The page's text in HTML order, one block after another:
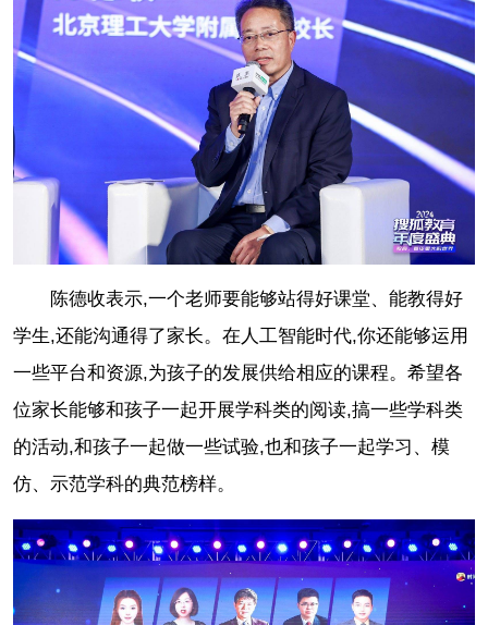
陈德收表示,一个老师要能够站得好课堂、能教得好
学生,还能沟通得了家长。在人工智能时代,你还能够运用
一些平台和资源,为孩子的发展供给相应的课程。希望各
位家长能够和孩子一起开展学科类的阅读,搞一些学科类
的活动,和孩子一起做一些试验,也和孩子一起学习、模
仿、示范学科的典范榜样。